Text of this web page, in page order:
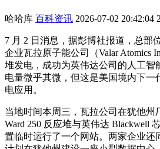
哈哈库 百科资讯 2026-07-02 20:42:04
7 月 2 日消息，据彭博社报道，总部
企业瓦拉原子能公司（Valar Atomics
堆发电，成功为英伟达公司的人工智
电量微乎其微，但这是美国境内下一
电应用。
当地时间本周三，瓦拉公司在犹他州
Ward 250 反应堆与英伟达 Blackwell
置临时运行了一个网站。两家企业还